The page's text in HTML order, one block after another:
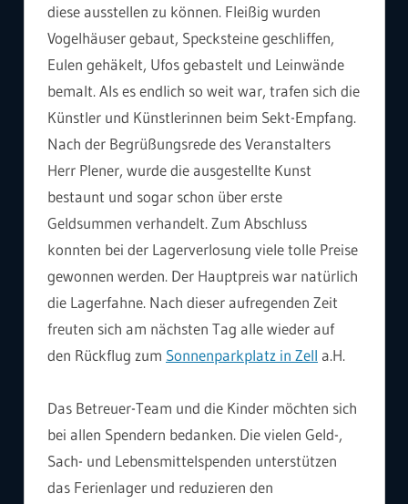
diese ausstellen zu können. Fleißig wurden
Vogelhäuser gebaut, Specksteine geschliffen,
Eulen gehäkelt, Ufos gebastelt und Leinwände
bemalt. Als es endlich so weit war, trafen sich die
Künstler und Künstlerinnen beim Sekt-Empfang.
Nach der Begrüßungsrede des Veranstalters
Herr Plener, wurde die ausgestellte Kunst
bestaunt und sogar schon über erste
Geldsummen verhandelt. Zum Abschluss
konnten bei der Lagerverlosung viele tolle Preise
gewonnen werden. Der Hauptpreis war natürlich
die Lagerfahne. Nach dieser aufregenden Zeit
freuten sich am nächsten Tag alle wieder auf
den Rückflug zum Sonnenparkplatz in Zell a.H.
Das Betreuer-Team und die Kinder möchten sich
bei allen Spendern bedanken. Die vielen Geld-,
Sach- und Lebensmittelspenden unterstützen
das Ferienlager und reduzieren den